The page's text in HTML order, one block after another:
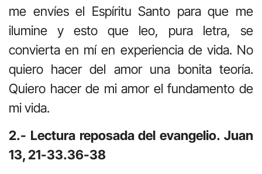
me envíes el Espíritu Santo para que me
ilumine y esto que leo, pura letra, se
convierta en mí en experiencia de vida. No
quiero hacer del amor una bonita teoría.
Quiero hacer de mi amor el fundamento de
mi vida.
2.- Lectura reposada del evangelio. Juan
13, 21-33.36-38